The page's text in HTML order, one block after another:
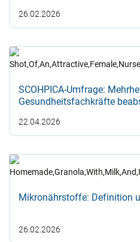
26.02.2026
SCOHPICA-Umfrage:
Gesundheitsfachkräfte
22.04.2026
Mikronährstoffe: Definition
26.02.2026